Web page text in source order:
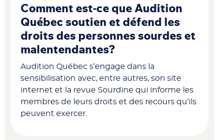
Comment est-ce que Audition
Québec soutien et défend les
droits des personnes sourdes et
malentendantes?
Audition Québec s’engage dans la
sensibilisation avec, entre autres, son site
internet et la revue Sourdine qui informe les
membres de leurs droits et des recours qu’ils
peuvent exercer.